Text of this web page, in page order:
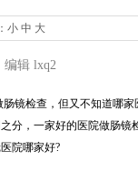
小 中 大
编辑 lxq2
镜检查，但又不知道哪
分，一家好的医院做肠镜
院哪家好?